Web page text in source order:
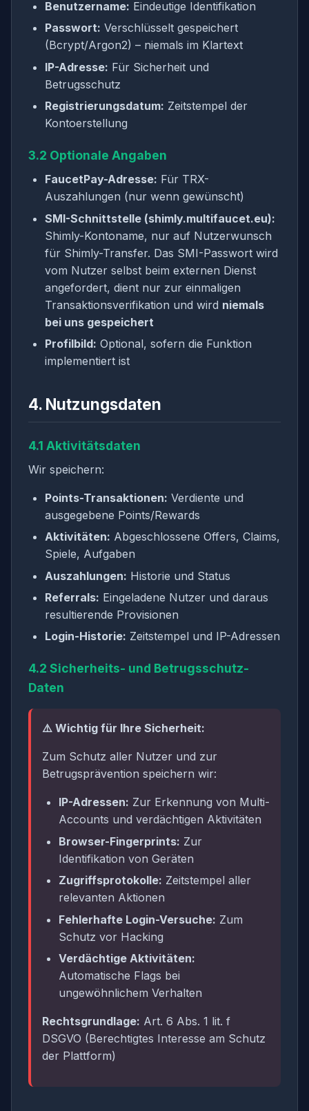
Benutzername: Eindeutige Identifikation
Passwort: Verschlüsselt gespeichert
(Bcrypt/Argon2) – niemals im Klartext
IP-Adresse: Für Sicherheit und
Betrugsschutz
Registrierungsdatum: Zeitstempel der
Kontoerstellung
3.2 Optionale Angaben
FaucetPay-Adresse: Für TRX-
Auszahlungen (nur wenn gewünscht)
SMI-Schnittstelle (shimly.multifaucet.eu):
Shimly-Kontoname, nur auf Nutzerwunsch
für Shimly-Transfer. Das SMI-Passwort wird
vom Nutzer selbst beim externen Dienst
angefordert, dient nur zur einmaligen
Transaktionsverifikation und wird niemals
bei uns gespeichert
Profilbild: Optional, sofern die Funktion
implementiert ist
4. Nutzungsdaten
4.1 Aktivitätsdaten
Wir speichern:
Points-Transaktionen: Verdiente und
ausgegebene Points/Rewards
Aktivitäten: Abgeschlossene Offers, Claims,
Spiele, Aufgaben
Auszahlungen: Historie und Status
Referrals: Eingeladene Nutzer und daraus
resultierende Provisionen
Login-Historie: Zeitstempel und IP-Adressen
4.2 Sicherheits- und Betrugsschutz-
Daten
⚠️ Wichtig für Ihre Sicherheit:
Zum Schutz aller Nutzer und zur
Betrugsprävention speichern wir:
IP-Adressen: Zur Erkennung von Multi-
Accounts und verdächtigen Aktivitäten
Browser-Fingerprints: Zur
Identifikation von Geräten
Zugriffsprotokolle: Zeitstempel aller
relevanten Aktionen
Fehlerhafte Login-Versuche: Zum
Schutz vor Hacking
Verdächtige Aktivitäten:
Automatische Flags bei
ungewöhnlichem Verhalten
Rechtsgrundlage: Art. 6 Abs. 1 lit. f
DSGVO (Berechtigtes Interesse am Schutz
der Plattform)